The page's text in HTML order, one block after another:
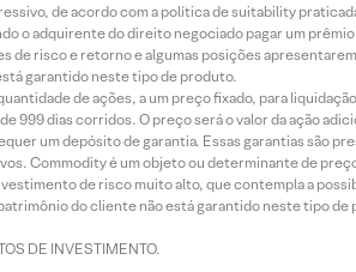
de acordo com a política de suitability
o adquirente do direito negociado pagar um
risco e retorno e algumas posições
garantido neste tipo de produto.
de ações, a um preço fixado, para
dias corridos. O preço será o valor da ação
um depósito de garantia. Essas garantias são
Commodity é um objeto ou determinante de
de risco muito alto, que contempla a
do cliente não está garantido neste tipo
DE INVESTIMENTO.